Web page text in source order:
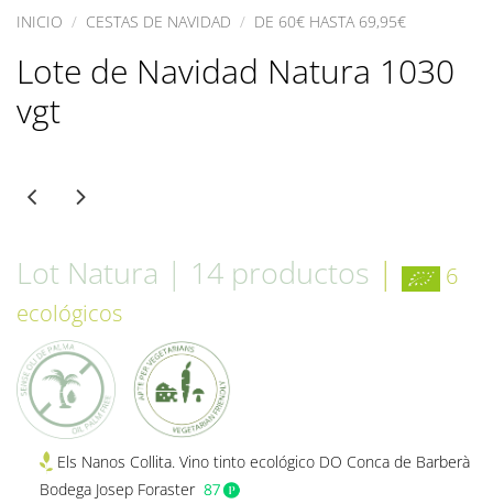
INICIO / CESTAS DE NAVIDAD / DE 60€ HASTA 69,95€
Lote de Navidad Natura 1030
vgt
Lot Natura | 14 productos |
6
ecológicos
Els Nanos Collita. Vino tinto ecológico DO Conca de Barberà
Bodega Josep Foraster